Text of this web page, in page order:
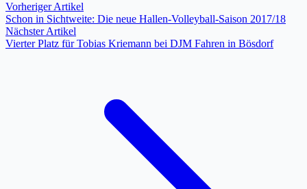
Vorheriger Artikel
Schon in Sichtweite: Die neue Hallen-Volleyball-Saison 2017/18
Nächster Artikel
Vierter Platz für Tobias Kriemann bei DJM Fahren in Bösdorf